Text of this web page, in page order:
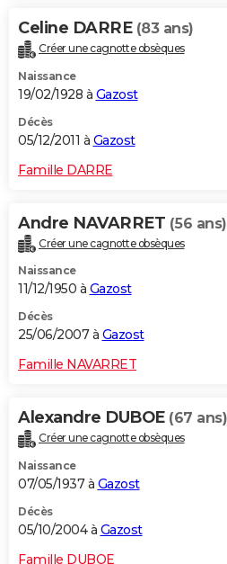
Celine DARRE (83 ans)
Créer une cagnotte obsèques
Naissance
19/02/1928 à Gazost
Décès
05/12/2011 à Gazost
Famille DARRE
Andre NAVARRET (56 ans)
Créer une cagnotte obsèques
Naissance
11/12/1950 à Gazost
Décès
25/06/2007 à Gazost
Famille NAVARRET
Alexandre DUBOE (67 ans)
Créer une cagnotte obsèques
Naissance
07/05/1937 à Gazost
Décès
05/10/2004 à Gazost
Famille DUBOE